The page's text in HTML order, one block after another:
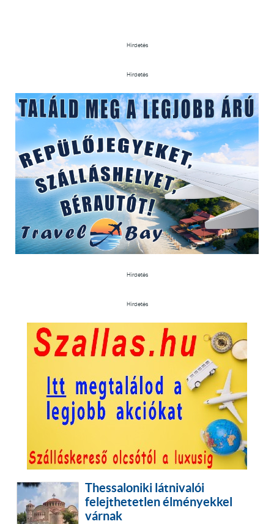
Hirdetés
Hirdetés
Hirdetés
Hirdetés
Thessaloniki látnivalói
felejthetetlen élményekkel
várnak